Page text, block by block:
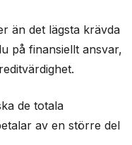
än det lägsta krävda
på finansiellt ansvar,
de totala
av en större del